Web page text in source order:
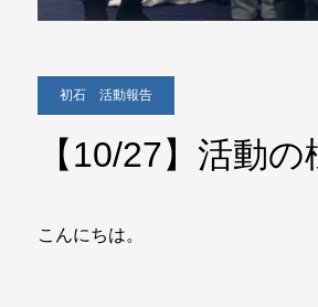
初石 活動報告
【10/27】活動の
こんにちは。